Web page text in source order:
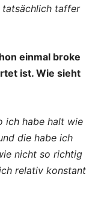
tatsächlich taffer
einmal broke
ist. Wie sieht
ich habe halt wie
die habe ich
nicht so richtig
relativ konstant